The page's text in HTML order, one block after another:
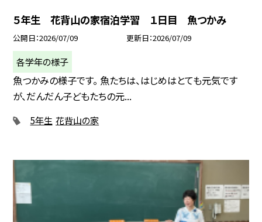
５年生 花背山の家宿泊学習 １日目 魚つかみ
公開日 2026/07/09 更新日 2026/07/09
各学年の様子
魚つかみの様子です。 魚たちは、はじめはとても元気です
が、だんだん子どもたちの元...
5年生 花背山の家